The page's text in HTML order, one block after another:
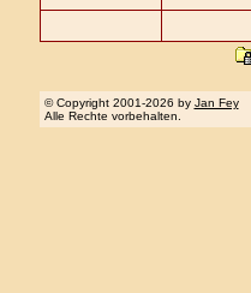
© Copyright 2001-2026 by Jan Fey
Alle Rechte vorbehalten.